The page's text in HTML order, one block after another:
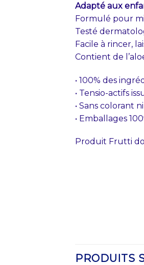
Adapté aux
Formulé pour
Testé
Facile à rincer,
Contient de
• 100% des
• Tensio-actifs
• Sans colorant
• Emballages
Produit Frutti
PRODUITS